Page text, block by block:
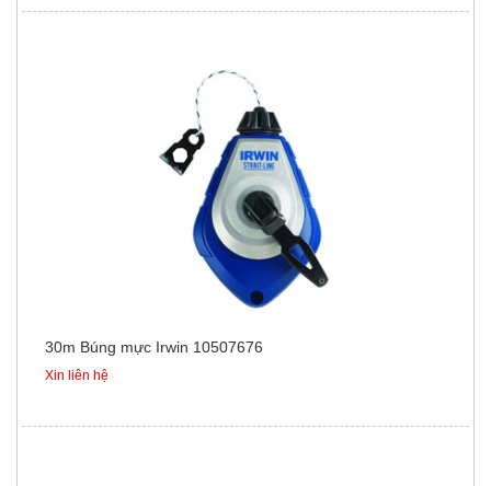
30m Búng mực Irwin 10507676
Xin liên hệ